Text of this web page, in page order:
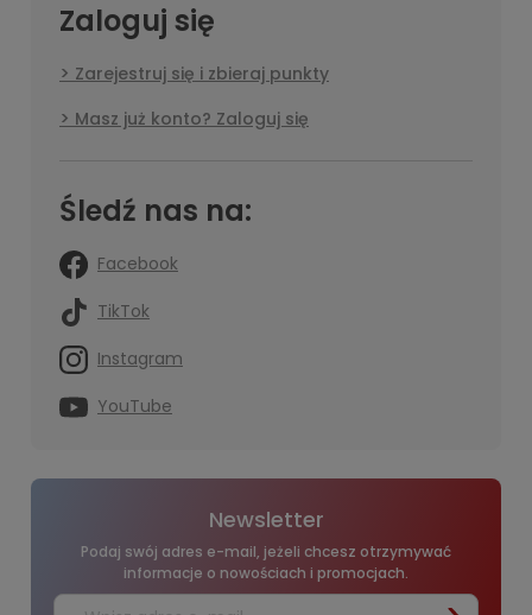
Zaloguj się
Zarejestruj się i zbieraj punkty
Masz już konto? Zaloguj się
Śledź nas na:
Facebook
TikTok
Instagram
YouTube
Newsletter
Podaj swój adres e-mail, jeżeli chcesz otrzymywać
informacje o nowościach i promocjach.